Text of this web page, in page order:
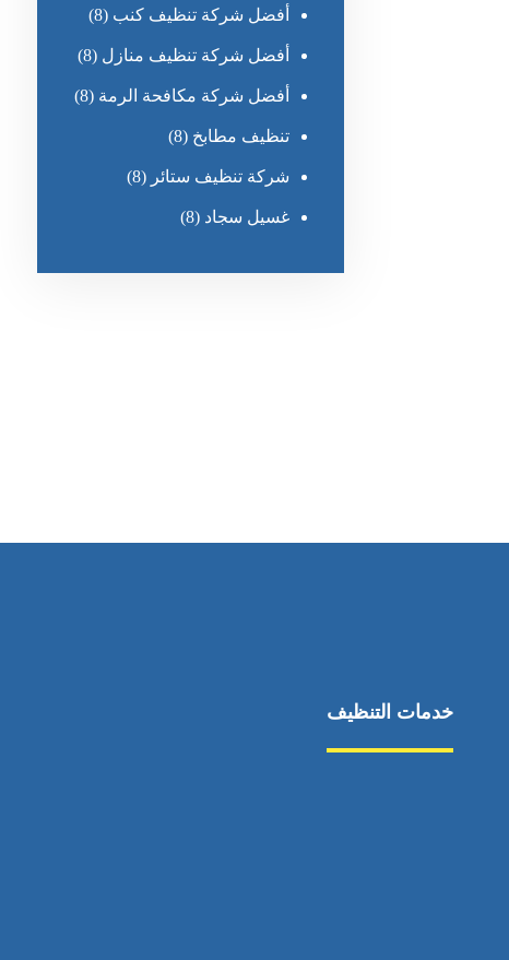
أفضل شركة تنظيف كنب (8)
أفضل شركة تنظيف منازل (8)
أفضل شركة مكافحة الرمة (8)
تنظيف مطابخ (8)
شركة تنظيف ستائر (8)
غسيل سجاد (8)
خدمات التنظيف